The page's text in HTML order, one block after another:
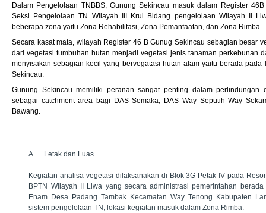
Dalam Pengelolaan TNBBS, Gunung Sekincau masuk dalam Register
Seksi Pengelolaan TN Wilayah III Krui Bidang pengelolaan Wilayah II
beberapa zona yaitu Zona Rehabilitasi, Zona Pemanfaatan, dan Zona Rimba.
Secara kasat mata, wilayah Register 46 B Gunug Sekincau sebagian besar
dari vegetasi tumbuhan hutan menjadi vegetasi jenis tanaman perkebunan
menyisakan sebagian kecil yang bervegatasi hutan alam yaitu berada pada
Sekincau.
Gunung Sekincau memiliki peranan sangat penting dalam perlindungan
sebagai catchment area bagi DAS Semaka, DAS Way Seputih Way
Bawang.
A. Letak dan Luas
Kegiatan analisa vegetasi dilaksanakan di Blok 3G Petak IV pada
BPTN Wilayah II Liwa yang secara administrasi pemerintahan
Enam Desa Padang Tambak Kecamatan Way Tenong Kabupaten
sistem pengelolaan TN, lokasi kegiatan masuk dalam Zona Rimba.